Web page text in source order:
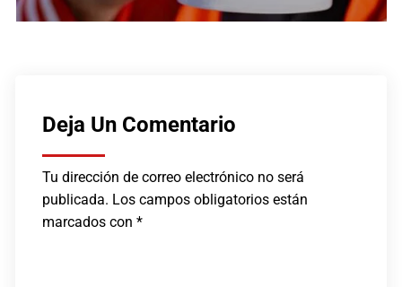
Deja Un Comentario
Tu dirección de correo electrónico no será
publicada. Los campos obligatorios están
marcados con*